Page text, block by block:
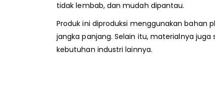
tidak lembab, dan mudah dipantau.
Produk ini diproduksi menggunakan
jangka panjang. Selain itu, materialnya juga
kebutuhan industri lainnya.